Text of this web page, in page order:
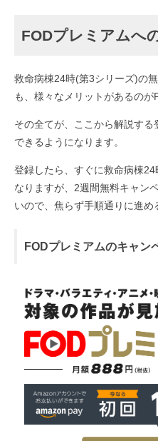
FODプレミアムへ
救命病棟24時(第3シリーズ)の
も、様々なメリットがあるのが
その全てが、ここから解説す
できるようになります。
登録したら、すぐに救命病棟
なりますが、2週間無料キャン
いので、焦らず手順通りに進め
FODプレミアムのキャン